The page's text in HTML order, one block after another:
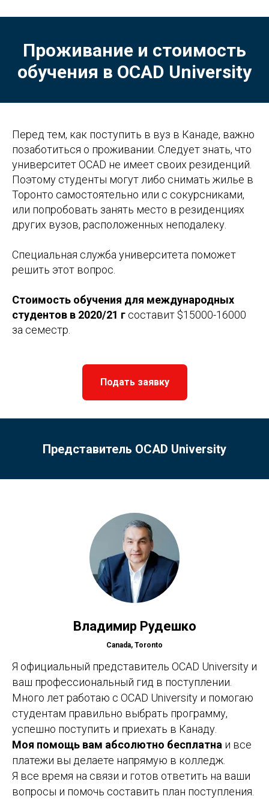
Проживание и стоимость
обучения в OCAD University
Перед тем, как поступить в вуз в Канаде, важно
позаботиться о проживании. Следует знать, что
университет OCAD не имеет своих резиденций.
Поэтому студенты могут либо снимать жилье в
Торонто самостоятельно или с сокурсниками,
или попробовать занять место в резиденциях
других вузов, расположенных неподалеку.
Специальная служба университета поможет
решить этот вопрос.
Стоимость обучения для международных
студентов в 2020/21 г составит $15000-16000
за семестр.
Подать заявку
Представитель OCAD University
Владимир Рудешко
Canada, Toronto
Я официальный представитель OCAD University и
ваш профессиональный гид в поступлении.
Много лет работаю с OCAD University и помогаю
студентам правильно выбрать программу,
успешно поступить и приехать в Канаду.
Моя помощь вам абсолютно бесплатна и все
платежи вы делаете напрямую в колледж.
Я все время на связи и готов ответить на ваши
вопросы и помочь составить план поступления.